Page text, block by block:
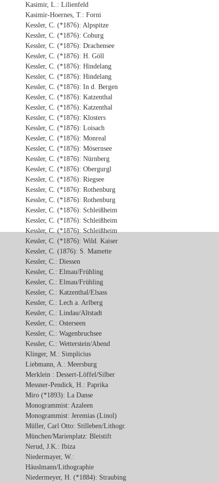
Kasimir, L.: Lilienfeld
Kasimir-Hoernes, T.: Forni
Kessler, C. (*1876): Alpspitze
Kessler, C. (*1876): Coburg
Kessler, C. (*1876): Drachensee
Kessler, C. (*1876): H. Göll
Kessler, C. (*1876): Hindelang
Kessler, C. (*1876): Hindelang
Kessler, C. (*1876): In d. Bergen
Kessler, C. (*1876): Katzenthal
Kessler, C. (*1876): Katzenthal
Kessler, C. (*1876): Klosters
Kessler, C. (*1876): Loisach
Kessler, C. (*1876): Monreal
Kessler, C. (*1876): Mösernsee
Kessler, C. (*1876): Nürnberg
Kessler, C. (*1876): Obergurgl
Kessler, C. (*1876): Riegsee
Kessler, C. (*1876): Rothenburg
Kessler, C. (*1876): Rothenburg
Kessler, C. (*1876): Schleißheim
Kessler, C. (*1876): Schleißheim
Kessler, C. (*1876): Schleißheim
Kessler, C. (*1876): Wild. Kaiser
Kessler, C. (1876): S. Mamette
Kessler, C.: Diessen
Kessler, C.: Elmau/Frühling
Kessler, C.: Elmau/Frühling
Kessler, C.: Katzenthal/Elsass
Kessler, C.: Lech a. Arlberg
Kessler, C.: Lindau/Altstadt
Kessler, C.: Osterseen
Kessler, C.: Wagenbruchsee
Kessler, C.: Wetterstein/Abend
Klinger, M.: Simplicius
Liebmann, A.: Meersburg
Merklein : Dessert-Löffel/Silber
Messner-Pendick, H.: Paprika
Miro (*1893): La Danse
Monogrammist: Azaleen
Monogrammist: Jeremias (Linol)
Müller, Carl Otto: Stilleben/Lithogr.
München/Marienplatz: Bleistift
Nerud, J.K.: Ibiza
Niedermayer, W.:
Häuslmann/Lithographie
Niedermeyer, H. (*1884): Straubing